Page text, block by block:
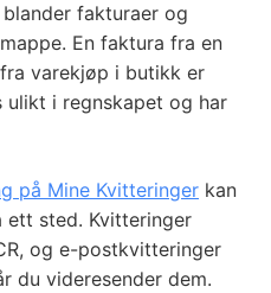
fakturaer og
En faktura fra en
varekjøp i butikk er
ulikt i regnskapet og har
på Mine Kvitteringer kan
ett sted. Kvitteringer
og e-postkvitteringer
du videresender dem.